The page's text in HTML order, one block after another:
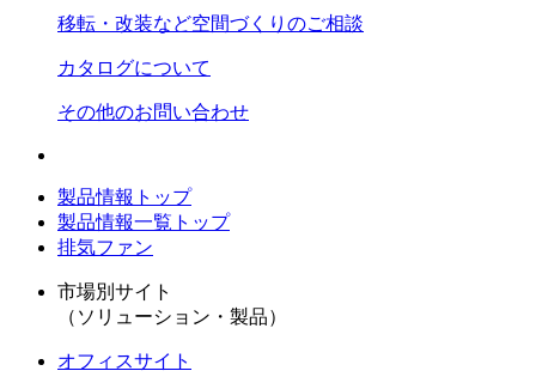
移転・改装など空間づくりのご相談
カタログについて
その他のお問い合わせ
製品情報トップ
製品情報一覧トップ
排気ファン
市場別サイト
（ソリューション・製品）
オフィスサイト